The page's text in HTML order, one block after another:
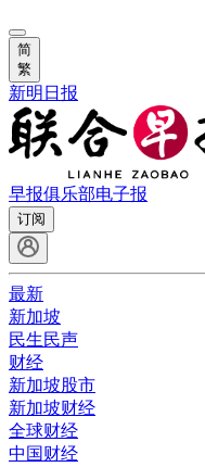
简
繁
新明日报
早报俱乐部电子报
订阅
最新
新加坡
民生民声
财经
新加坡股市
新加坡财经
全球财经
中国财经